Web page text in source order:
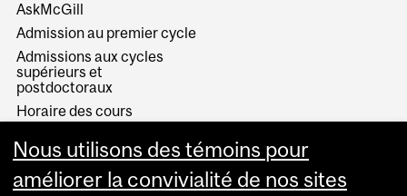
AskMcGill
Admission au premier cycle
Admissions aux cycles
supérieurs et
postdoctoraux
Horaire des cours
Services aux étudiants
Nous utilisons des témoins pour
améliorer la convivialité de nos sites